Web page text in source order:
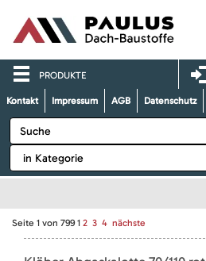
PRODUKTE
Kontakt Impressum AGB Datenschutz
Seite 1 von 799 1 2 3 4 nächste